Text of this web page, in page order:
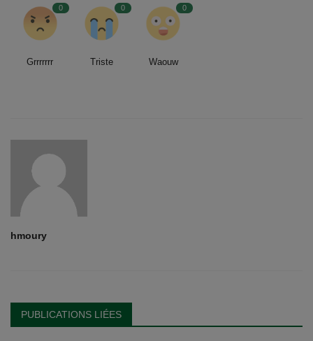
0
Grrrrrrr
0
Triste
0
Waouw
hmoury
PUBLICATIONS LIÉES